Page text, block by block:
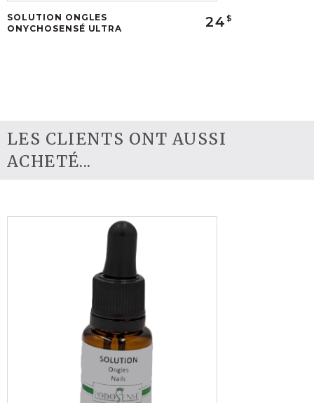
SOLUTION ONGLES
ONYCHOSENSÉ ULTRA
24 $
LES CLIENTS ONT AUSSI
ACHETÉ...